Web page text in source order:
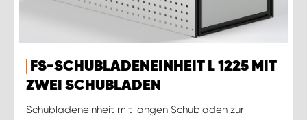
FS-SCHUBLADENEINHEIT L 1225 MIT
ZWEI SCHUBLADEN
Schubladeneinheit mit langen Schubladen zur